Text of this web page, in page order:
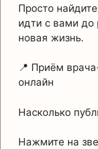
Просто
идти с вами до
новая жизнь.
📍 Приём
онлайн
Насколько
Нажмите на